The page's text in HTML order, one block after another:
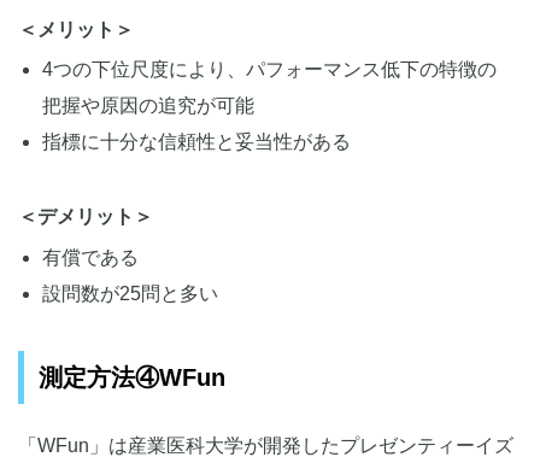
＜メリット＞
4つの下位尺度により、パフォーマンス低下の特徴の
把握や原因の追究が可能
指標に十分な信頼性と妥当性がある
＜デメリット＞
有償である
設問数が25問と多い
測定方法④WFun
「WFun」は産業医科大学が開発したプレゼンティーイズ